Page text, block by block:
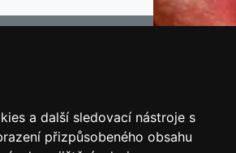
a další sledovací nástroje s
přizpůsobeného obsahu